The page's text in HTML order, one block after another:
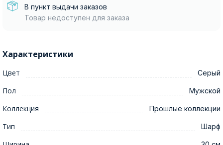
В пункт выдачи заказов
Товар недоступен для заказа
Характеристики
Цвет Серый
Пол Мужской
Коллекция Прошлые коллекции
Тип Шарф